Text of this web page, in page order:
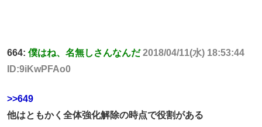
664: 僕はね、名無しさんなんだ 2018/04/11(水) 18:53:44
ID:9iKwPFAo0
>>649
他はともかく全体強化解除の時点で役割がある